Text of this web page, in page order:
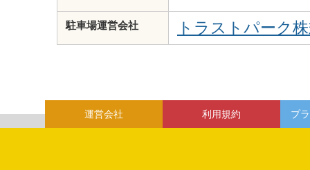
駐車場運営会社 トラストパーク
運営会社 利用規約 プ